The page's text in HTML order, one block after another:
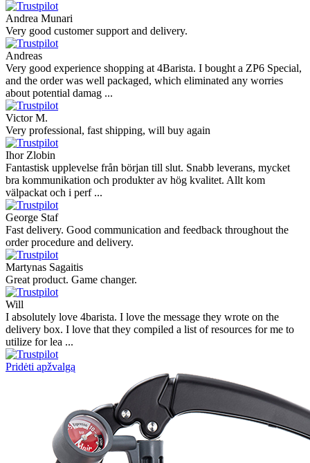
Andrea Munari
Very good customer support and delivery.
Andreas
Very good experience shopping at 4Barista. I bought a ZP6 Special,
and the order was well packaged, which eliminated any worries
about potential damag ...
Victor M.
Very professional, fast shipping, will buy again
Ihor Zlobin
Fantastisk upplevelse från början till slut. Snabb leverans, mycket
bra kommunikation och produkter av hög kvalitet. Allt kom
välpackat och i perf ...
George Staf
Fast delivery. Good communication and feedback throughout the
order procedure and delivery.
Martynas Sagaitis
Great product. Game changer.
Will
I absolutely love 4barista. I love the message they wrote on the
delivery box. I love that they compiled a list of resources for me to
utilize for lea ...
Pridėti apžvalgą